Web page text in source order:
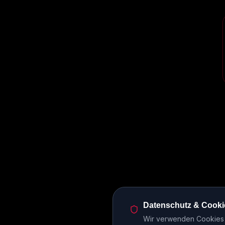
Datenschutz &
Wir verwenden